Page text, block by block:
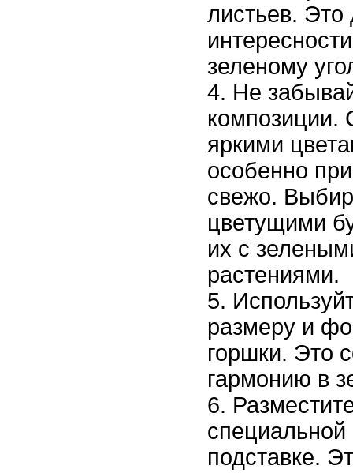
листьев. Это
зеленому
Не
композиции.
яркими
особенно
свежо.
цветущими
их с
растениями.
размеру и
горшки. Это
гармонию в
специальной
подставке.